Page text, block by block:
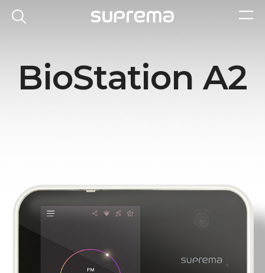
BioStation A2